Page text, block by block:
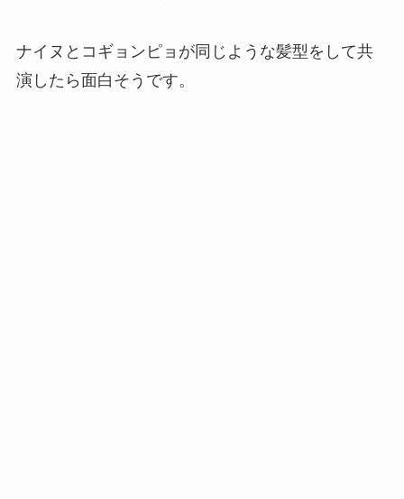
ナイヌとコギョンピョが同じような髪型をして共
演したら面白そうです。